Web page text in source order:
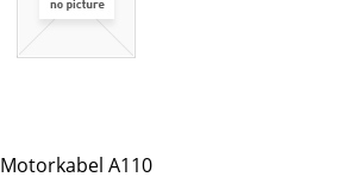
Motorkabel A110